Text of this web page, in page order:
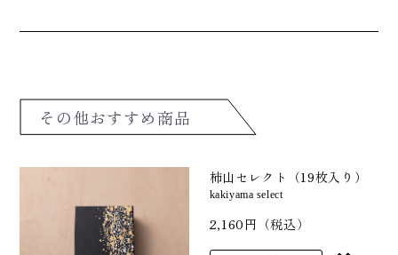
その他おすすめ商品
柿山セレクト（19枚入り）
kakiyama select
2,160円（税込）